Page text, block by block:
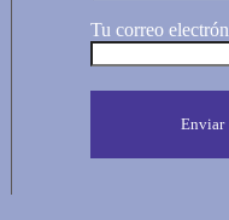
Tu correo